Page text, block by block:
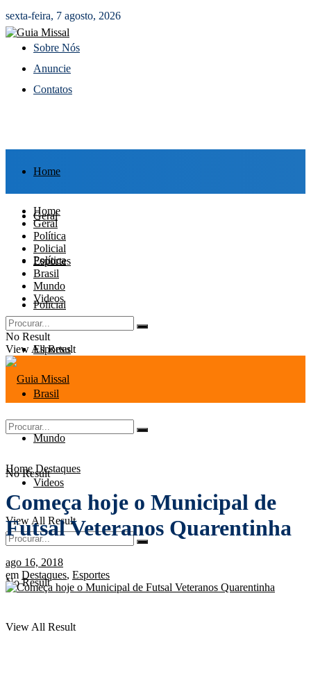
sexta-feira, 7 agosto, 2026
Sobre Nós
Anuncie
Contatos
Home
Geral
Política
Policial
Esportes
Brasil
Mundo
Videos
No Result
View All Result
Home
Geral
Política
Policial
Esportes
Brasil
Mundo
Videos
No Result
View All Result
No Result
View All Result
Home Destaques
Começa hoje o Municipal de
Futsal Veteranos Quarentinha
ago 16, 2018
em Destaques, Esportes